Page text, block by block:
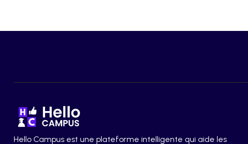
Hello Campus est une plateforme intelligente qui aide les